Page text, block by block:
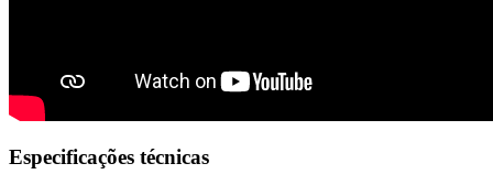
Especificações técnicas